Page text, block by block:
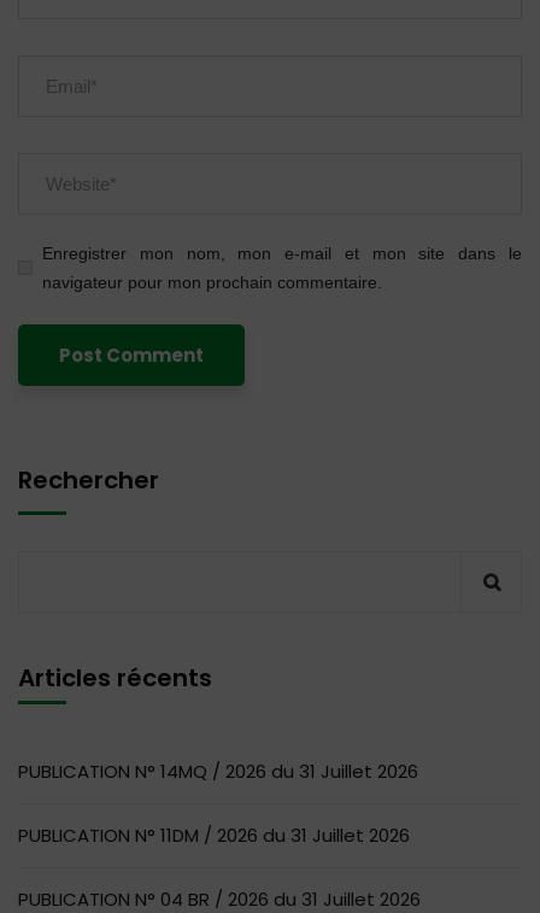
Enregistrer mon nom, mon e-mail et mon site dans le
navigateur pour mon prochain commentaire.
Rechercher
Articles récents
PUBLICATION N° 14MQ / 2026 du 31 Juillet 2026
PUBLICATION N° 11DM / 2026 du 31 Juillet 2026
PUBLICATION N° 04 BR / 2026 du 31 Juillet 2026